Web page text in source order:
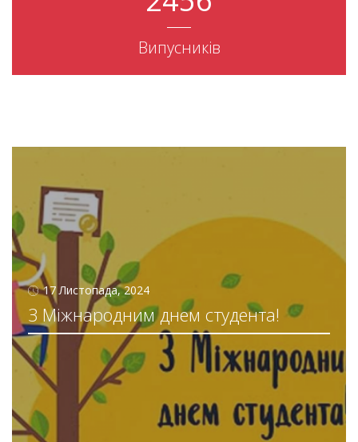
Випусників
17 Листопада, 2024
З Міжнародним днем студента!